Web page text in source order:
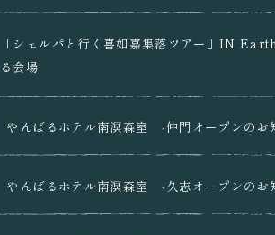
「シェルパと行く喜如嘉集落ツアー」IN
る会場
やんばるホテル南溟森室 ‐仲門オープンのお
やんばるホテル南溟森室 ‐久志オープンのお